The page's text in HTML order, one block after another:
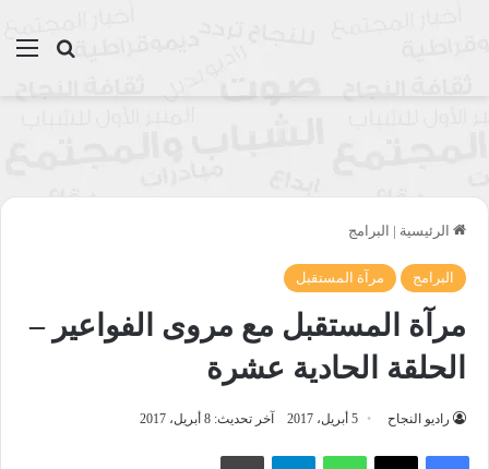
بحث
الرئيسية | البرامج
البرامج مرآة المستقبل
مرآة المستقبل مع مروى الفواعير –
الحلقة الحادية عشرة
راديو النجاح 5 أبريل، 2017 آخر تحديث: 8 أبريل، 2017
واتساب تيلقرام طباعة